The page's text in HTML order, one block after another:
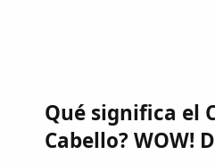
Qué significa el
Cabello? WOW!